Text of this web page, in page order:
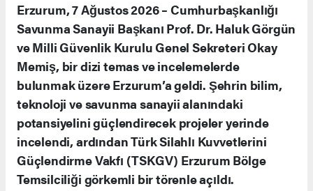
Erzurum, 7 Ağustos 2026 – Cumhurbaşkanlığı
Savunma Sanayii Başkanı Prof. Dr. Haluk Görgün
ve Milli Güvenlik Kurulu Genel Sekreteri Okay
Memiş, bir dizi temas ve incelemelerde
bulunmak üzere Erzurum’a geldi. Şehrin bilim,
teknoloji ve savunma sanayii alanındaki
potansiyelini güçlendirecek projeler yerinde
incelendi, ardından Türk Silahlı Kuvvetlerini
Güçlendirme Vakfı (TSKGV) Erzurum Bölge
Temsilciliği görkemli bir törenle açıldı.